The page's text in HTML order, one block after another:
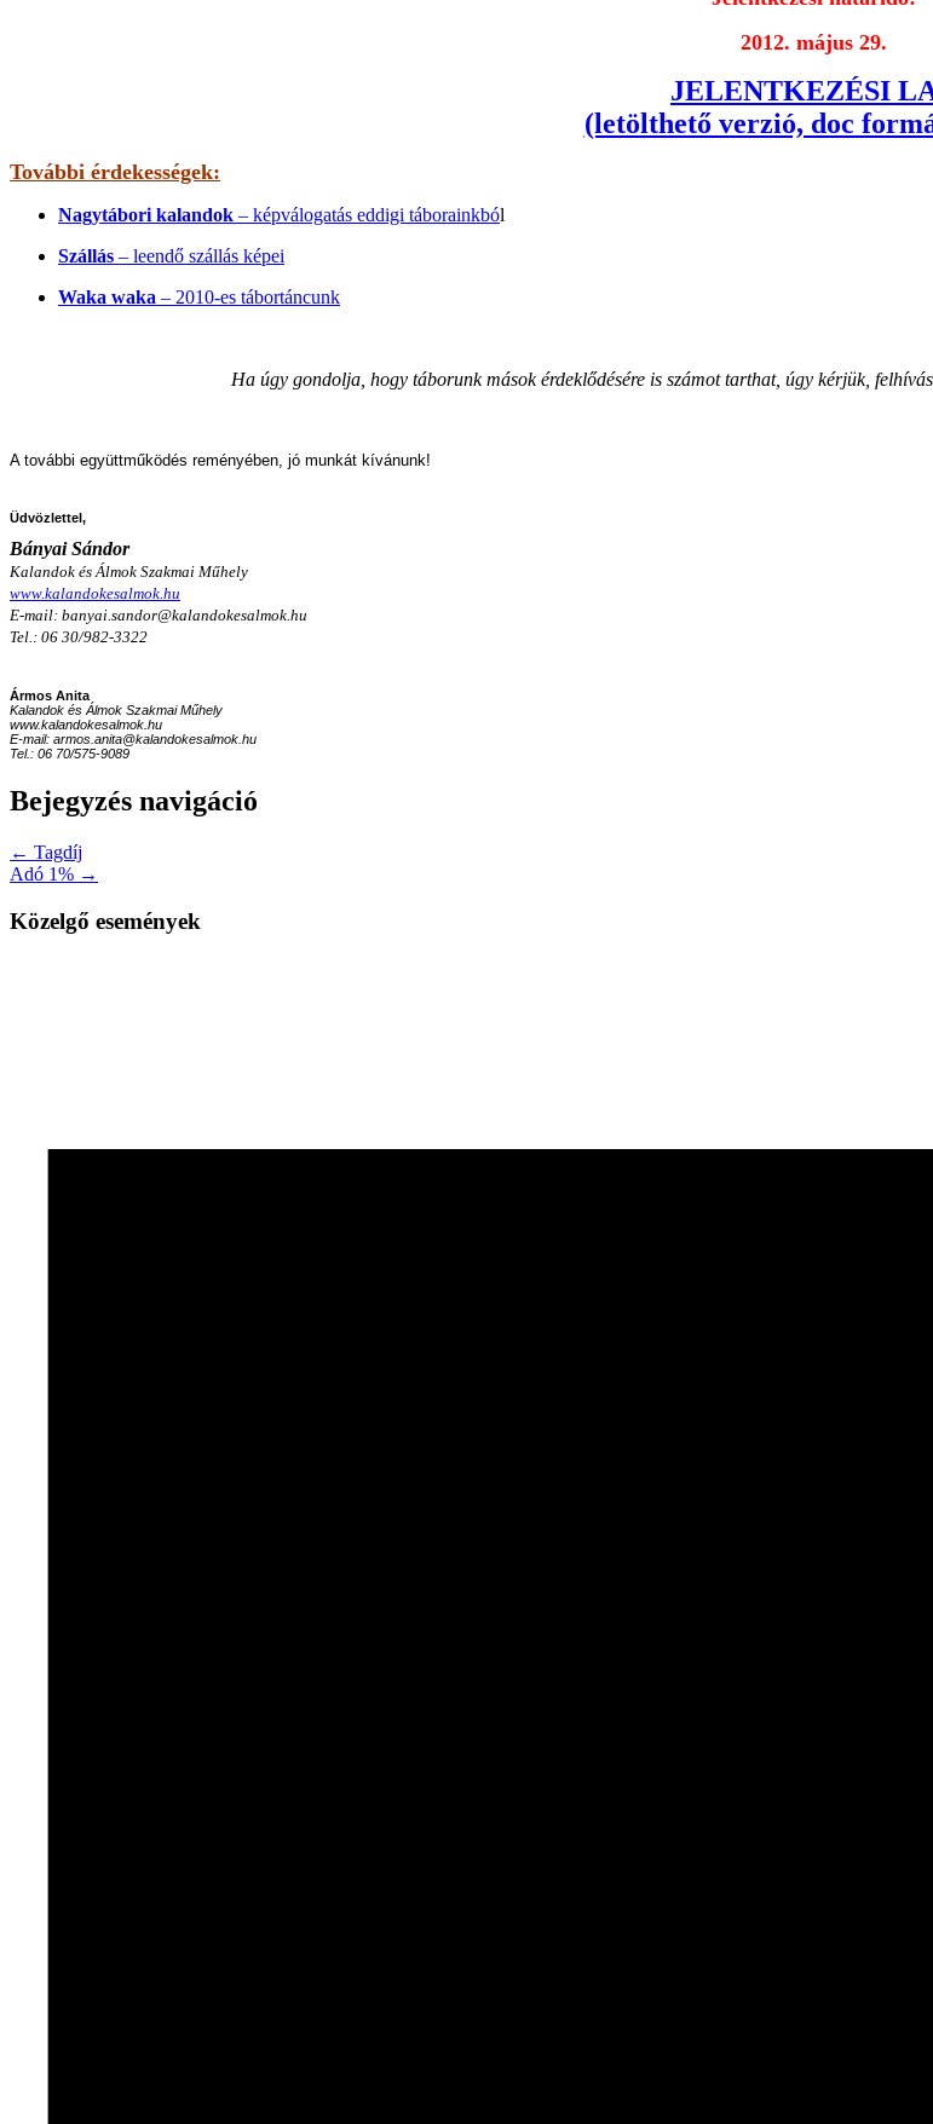
2012. május 29.
JELENTKEZÉSI
(letölthető verzió, doc
További érdekességek:
Nagytábori kalandok – képválogatás eddigi táborainkból
Szállás – leendő szállás képei
Waka waka – 2010-es tábortáncunk
Ha úgy gondolja, hogy táborunk mások érdeklődésére is számot tarthat, úgy kérjük,
A további együttműködés reményében, jó munkát kívánunk!
Üdvözlettel,
Bányai Sándor
Kalandok és Álmok Szakmai Műhely
www.kalandokesalmok.hu
E-mail: banyai.sandor@kalandokesalmok.hu
Tel.: 06 30/982-3322
Ármos Anita
Kalandok és Álmok Szakmai Műhely
www.kalandokesalmok.hu
E-mail: armos.anita@kalandokesalmok.hu
Tel.: 06 70/575-9089
Bejegyzés navigáció
← Tagdíj
Adó 1% →
Közelgő események